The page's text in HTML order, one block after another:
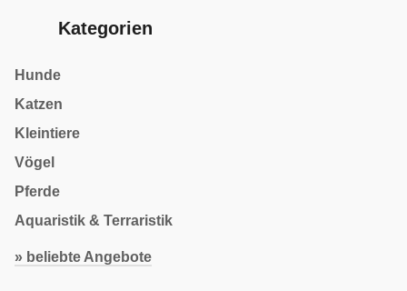
Kategorien
Hunde
Katzen
Kleintiere
Vögel
Pferde
Aquaristik & Terraristik
» beliebte Angebote